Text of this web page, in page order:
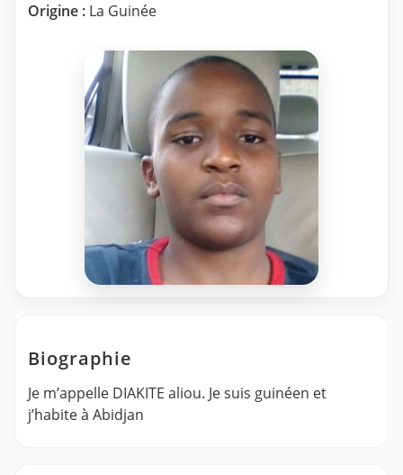
Origine : La Guinée
Biographie
Je m’appelle DIAKITE aliou. Je suis guinéen et
j’habite à Abidjan